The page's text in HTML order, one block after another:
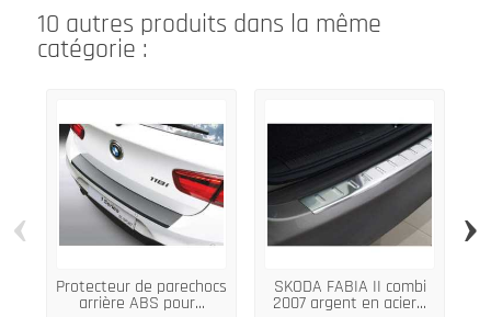
10 autres produits dans la même
catégorie :
Protecteur de parechocs
arrière ABS pour...
SKODA FABIA II combi
2007 argent en acier...
‹ ›